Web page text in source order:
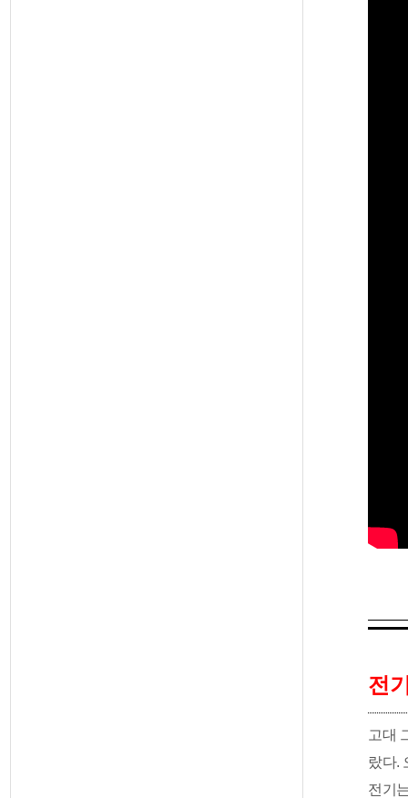
전
고대
랐다.
전기